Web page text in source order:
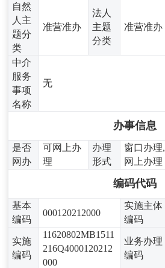
自然
人主
题分
类
准营准办
法人
主题
分类
准营准办
中介
服务
事项
名称
无
办事信息
是否
网办
可网上办
理
办理
形式
窗口办理,
网上办理
编码代码
基本
编码
000120212000
实施主体
编码
实施
编码
11620802MB1511
216Q4000120212
000
业务办理
编码